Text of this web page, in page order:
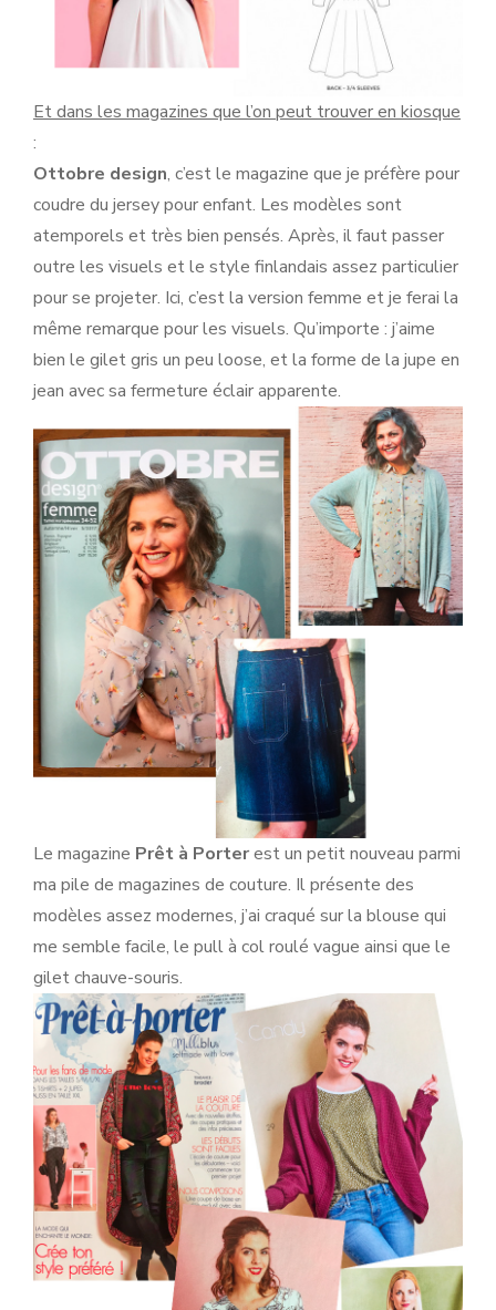
Et dans les magazines que l’on peut trouver en kiosque
:
Ottobre design, c’est le magazine que je préfère pour
coudre du jersey pour enfant. Les modèles sont
atemporels et très bien pensés. Après, il faut passer
outre les visuels et le style finlandais assez particulier
pour se projeter. Ici, c’est la version femme et je ferai la
même remarque pour les visuels. Qu’importe : j’aime
bien le gilet gris un peu loose, et la forme de la jupe en
jean avec sa fermeture éclair apparente.
Le magazine Prêt à Porterest un petit nouveau parmi
ma pile de magazines de couture. Il présente des
modèles assez modernes, j’ai craqué sur la blouse qui
me semble facile, le pull à col roulé vague ainsi que le
gilet chauve-souris.